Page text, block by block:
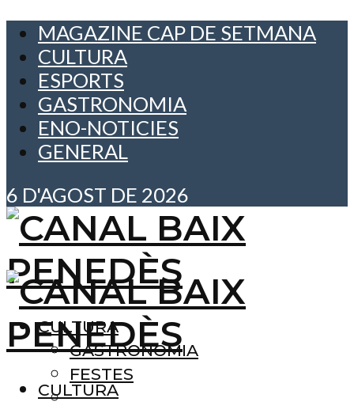
MAGAZINE CAP DE SETMANA
CULTURA
ESPORTS
GASTRONOMIA
ENO-NOTICIES
GENERAL
6 D'AGOST DE 2026
CULTURA
GASTRONOMIA
FESTES
CULTURA